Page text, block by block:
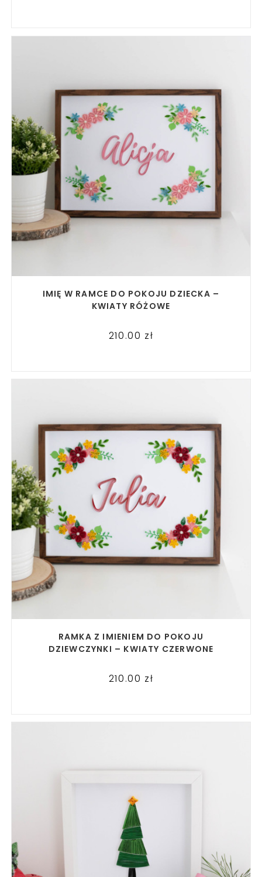
IMIĘ W RAMCE DO POKOJU DZIECKA –
KWIATY RÓŻOWE
210.00 zł
RAMKA Z IMIENIEM DO POKOJU
DZIEWCZYNKI – KWIATY CZERWONE
210.00 zł